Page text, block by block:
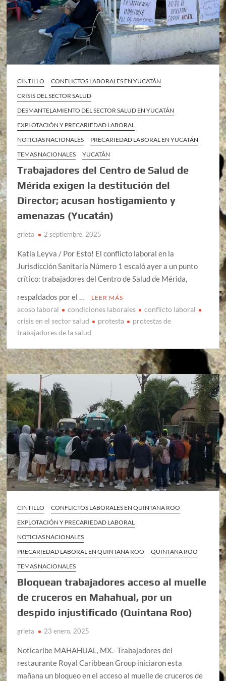
CINTILLO
CONFLICTOS LABORALES EN YUCATÁN
CRISIS DEL SECTOR SALUD
DESMANTELAMIENTO DEL SECTOR SALUD EN YUCATÁN
EXPLOTACIÓN Y PRECARIEDAD LABORAL
NOTICIAS NACIONALES
PRECARIEDAD LABORAL EN YUCATÁN
TEMAS NACIONALES
YUCATÁN
Trabajadores del Centro de Salud de
Mérida exigen la destitución del
Director; acusan hostigamiento y
amenazas (Yucatán)
grieta 2 septiembre, 2025
Katia Leyva / Por Esto! El conflicto laboral en la
Jurisdicción Sanitaria Número 1 escaló ayer a un punto
crítico: trabajadores del Centro de Salud de Mérida,
respaldados por el …
LEER MÁS
acoso laboral condiciones laborales
conflicto laboral
crisis en el sector salud
protesta
protestas de
trabajadores de la salud
CINTILLO
CONFLICTOS LABORALES EN QUINTANA ROO
EXPLOTACIÓN Y PRECARIEDAD LABORAL
NOTICIAS NACIONALES
PRECARIEDAD LABORAL EN QUINTANA ROO
QUINTANA ROO
TEMAS NACIONALES
Bloquean trabajadores acceso al muelle
de cruceros en Mahahual, por un
despido injustificado (Quintana Roo)
grieta 23 enero, 2025
Noticaribe MAHAHUAL, MX.- Trabajadores del
restaurante Royal Caribbean Group iniciaron esta
mañana un bloqueo en el acceso al muelle de cruceros de